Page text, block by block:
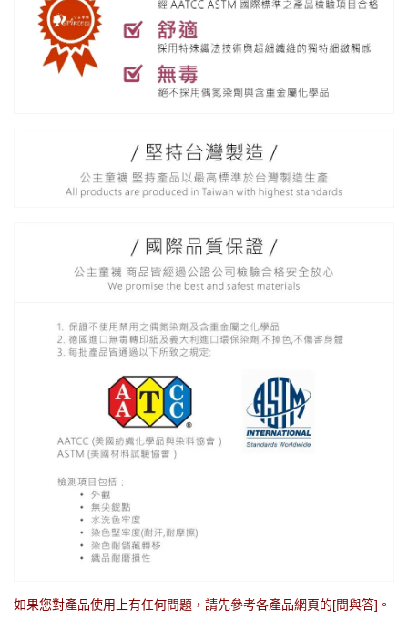
如果您對產品使用上有任何問題，請先參考各產品網頁的[問與答]。